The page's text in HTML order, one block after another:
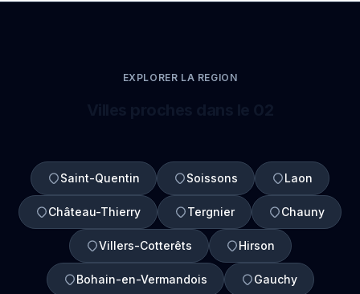
EXPLORER LA REGION
Saint-Quentin Soissons Laon
Château-Thierry Tergnier Chauny
Villers-Cotterêts Hirson
Bohain-en-Vermandois Gauchy